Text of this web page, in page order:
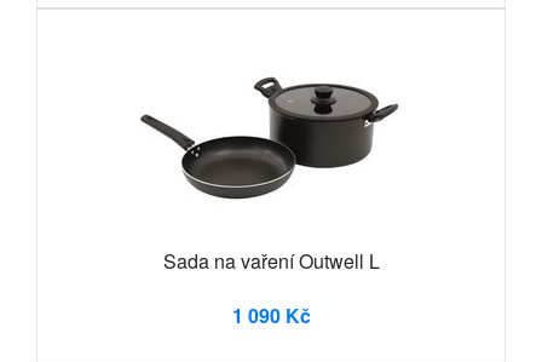
Sada na vaření Outwell L
1 090 Kč